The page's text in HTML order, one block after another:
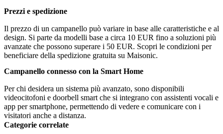
Prezzi e spedizione
Il prezzo di un campanello può variare in base alle caratteristiche e al
design. Si parte da modelli base a circa 10 EUR fino a soluzioni più
avanzate che possono superare i 50 EUR. Scopri le condizioni per
beneficiare della spedizione gratuita su Maisonic.
Campanello connesso con la Smart Home
Per chi desidera un sistema più avanzato, sono disponibili
videocitofoni e doorbell smart che si integrano con assistenti vocali e
app per smartphone, permettendo di vedere e comunicare con i
visitatori anche a distanza.
Categorie correlate